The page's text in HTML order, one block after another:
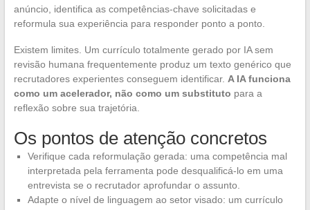
anúncio, identifica as competências-chave solicitadas e
reformula sua experiência para responder ponto a ponto.
Existem limites. Um currículo totalmente gerado por IA sem
revisão humana frequentemente produz um texto genérico que
recrutadores experientes conseguem identificar. A IA funciona
como um acelerador, não como um substituto para a
reflexão sobre sua trajetória.
Os pontos de atenção concretos
Verifique cada reformulação gerada: uma competência mal
interpretada pela ferramenta pode desqualificá-lo em uma
entrevista se o recrutador aprofundar o assunto.
Adapte o nível de linguagem ao setor visado: um currículo